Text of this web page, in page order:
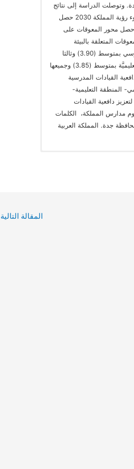
جدة. وتوصلت الدراسة إلى نتائج
منها؛ أن دافعية القيادات المدرسية في القرى التابعة لمنطقة جدة للتطوير في ضوء رؤية المملكة 2030 حصل
(كبيرة)، في حين حصل محور المعوقات على
المتعلقة بالبيئة
المدرسية على أعلى متوسط (4.21) بتقدير (كبيرة جداً)، ثم معوِّقات المنهج المدرسي بمتوسط (3.90) وثالثا
معوِّقات تتعلق بالمعلم والمتعلم بمتوسط (3.87) وأخيرا معوِّقات تتعلق بالإدارة التعليميَّة بمتوسط (3.85) وجميعها
القيادات المدرسية
المنطقة التعليمية-
دافعية القيادات
جدة وعموم مدارس المملكة، الكلمات
وفق رؤية 2030. المعوقات. قرى محافظة جدة. المملكة العربية
المقالة التالية